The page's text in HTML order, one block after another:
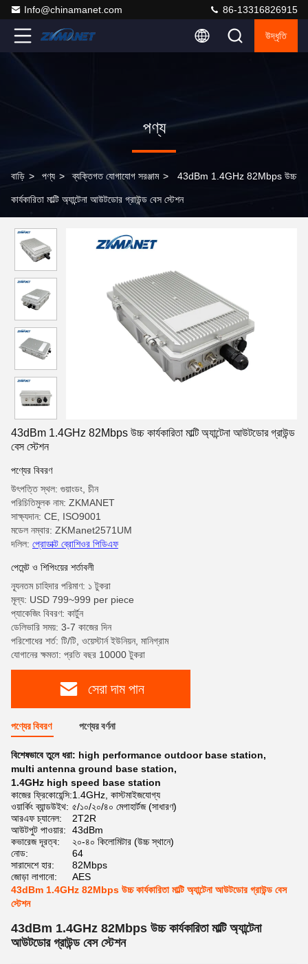
Info@chinamanet.com 86-13316826915
উদ্ধৃতি
পণ্য
বাড়ি > পণ্য > ব্যক্তিগত যোগাযোগ সরঞ্জাম > 43dBm 1.4GHz 82Mbps উচ্চ
কার্যকারিতা মাল্টি অ্যান্টেনা আউটডোর গ্রাউন্ড বেস স্টেশন
43dBm 1.4GHz 82Mbps উচ্চ কার্যকারিতা মাল্টি অ্যান্টেনা আউটডোর গ্রাউন্ড
বেস স্টেশন
পণ্যের বিবরণ
উৎপত্তি স্থল: গুয়াংডং, চীন
পরিচিতিমুলক নাম: ZKMANET
সাক্ষ্যদান: CE, ISO9001
মডেল নম্বার: ZKManet2571UM
দলিল: প্রোডাক্ট ব্রোশিওর পিডিএফ
পেমেন্ট ও শিপিংয়ের শর্তাবলী
ন্যূনতম চাহিদার পরিমাণ: ১ টুকরা
মূল্য: USD 799~999 per piece
প্যাকেজিং বিবরণ: কার্টুন
ডেলিভারি সময়: 3-7 কাজের দিন
পরিশোধের শর্ত: টি/টি, ওয়েস্টার্ন ইউনিয়ন, মানিগ্রাম
যোগানের ক্ষমতা: প্রতি বছর 10000 টুকরা
সেরা দাম পান
পণ্যের বিবরণ পণ্যের বর্ণনা
বিশেষভাবে তুলে ধরা: high performance outdoor base station,
multi antenna ground base station,
1.4GHz high speed base station
কাজের ফ্রিকোয়েন্সি:1.4GHz, কাস্টমাইজযোগ্য
ওয়ার্কিং ব্যান্ডউইথ: ৫/১০/২০/৪০ মেগাহার্টজ (সাধারণ)
আরএফ চ্যানেল:
2T2R
আউটপুট পাওয়ার:
43dBm
কভারেজ দূরত্ব:
২০-৪০ কিলোমিটার (উচ্চ স্থানে)
নোড:
64
সারাদেশে হার:
82Mbps
জোড়া লাগানো:
AES
43dBm 1.4GHz 82Mbps উচ্চ কার্যকারিতা মাল্টি অ্যান্টেনা আউটডোর গ্রাউন্ড বেস
স্টেশন
43dBm 1.4GHz 82Mbps উচ্চ কার্যকারিতা মাল্টি অ্যান্টেনা
আউটডোর গ্রাউন্ড বেস স্টেশন